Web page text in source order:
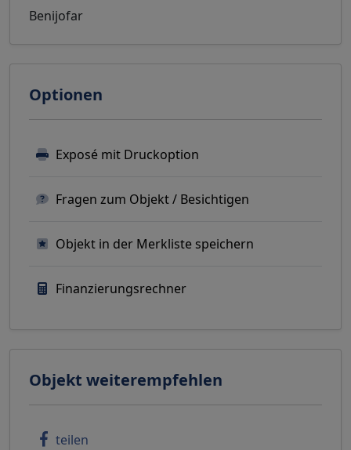
Benijofar
Optionen
Exposé mit Druckoption
Fragen zum Objekt / Besichtigen
Objekt in der Merkliste speichern
Finanzierungsrechner
Objekt weiterempfehlen
teilen